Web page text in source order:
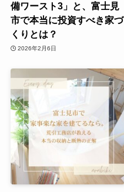
備ワースト3」と、富士見
市で本当に投資すべき家づ
くりとは？
2026年2月6日